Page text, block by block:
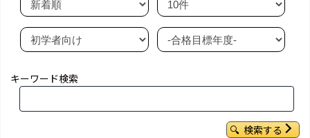
キーワード検索
検索する